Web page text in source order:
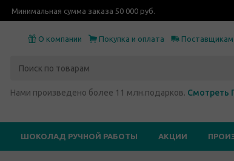
Минимальная сумма заказа 50 000 руб.
О компании Покупка и оплата Поставщикам
Нами произведено более 11 млн.подарков. Смотреть
ШОКОЛАД РУЧНОЙ РАБОТЫ АКЦИИ